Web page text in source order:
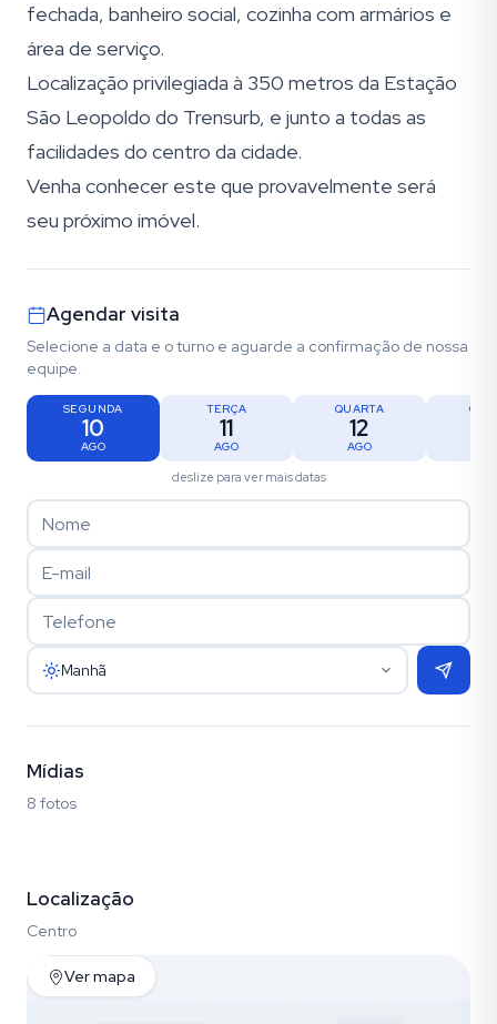
fechada, banheiro social, cozinha com armários e
área de serviço.
Localização privilegiada à 350 metros da Estação
São Leopoldo do Trensurb, e junto a todas as
facilidades do centro da cidade.
Venha conhecer este que provavelmente será
seu próximo imóvel.
Agendar visita
Selecione a data e o turno e aguarde a confirmação de nossa
equipe.
SEGUNDA
10
AGO
TERÇA
11
AGO
QUARTA
12
AGO
deslize para ver mais datas
Manhã
Mídias
8 fotos
Localização
Centro
Ver mapa